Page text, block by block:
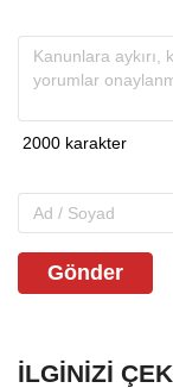
Gönder
İLGINIZI